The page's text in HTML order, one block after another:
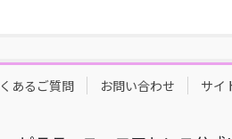
あるご質問 お問い合わせ サイ